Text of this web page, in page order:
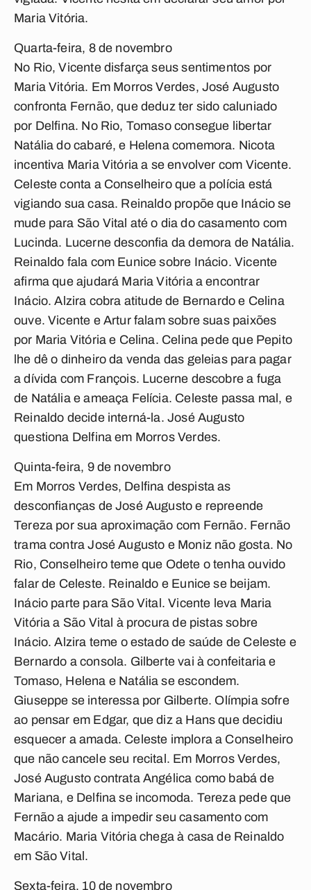
Maria Vitória.
Quarta-feira, 8 de novembro
No Rio, Vicente disfarça seus sentimentos por
Maria Vitória. Em Morros Verdes, José Augusto
confronta Fernão, que deduz ter sido caluniado
por Delfina. No Rio, Tomaso consegue libertar
Natália do cabaré, e Helena comemora. Nicota
incentiva Maria Vitória a se envolver com Vicente.
Celeste conta a Conselheiro que a polícia está
vigiando sua casa. Reinaldo propõe que Inácio se
mude para São Vital até o dia do casamento com
Lucinda. Lucerne desconfia da demora de Natália.
Reinaldo fala com Eunice sobre Inácio. Vicente
afirma que ajudará Maria Vitória a encontrar
Inácio. Alzira cobra atitude de Bernardo e Celina
ouve. Vicente e Artur falam sobre suas paixões
por Maria Vitória e Celina. Celina pede que Pepito
lhe dê o dinheiro da venda das geleias para pagar
a dívida com François. Lucerne descobre a fuga
de Natália e ameaça Felícia. Celeste passa mal, e
Reinaldo decide interná-la. José Augusto
questiona Delfina em Morros Verdes.
Quinta-feira, 9 de novembro
Em Morros Verdes, Delfina despista as
desconfianças de José Augusto e repreende
Tereza por sua aproximação com Fernão. Fernão
trama contra José Augusto e Moniz não gosta. No
Rio, Conselheiro teme que Odete o tenha ouvido
falar de Celeste. Reinaldo e Eunice se beijam.
Inácio parte para São Vital. Vicente leva Maria
Vitória a São Vital à procura de pistas sobre
Inácio. Alzira teme o estado de saúde de Celeste e
Bernardo a consola. Gilberte vai à confeitaria e
Tomaso, Helena e Natália se escondem.
Giuseppe se interessa por Gilberte. Olímpia sofre
ao pensar em Edgar, que diz a Hans que decidiu
esquecer a amada. Celeste implora a Conselheiro
que não cancele seu recital. Em Morros Verdes,
José Augusto contrata Angélica como babá de
Mariana, e Delfina se incomoda. Tereza pede que
Fernão a ajude a impedir seu casamento com
Macário. Maria Vitória chega à casa de Reinaldo
em São Vital.
Sexta-feira, 10 de novembro